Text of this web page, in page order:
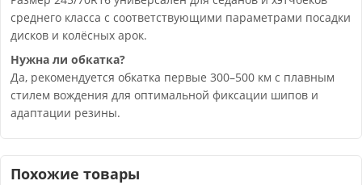
среднего класса с соответствующими параметрами посадки
дисков и колёсных арок.
Нужна ли обкатка?
Да, рекомендуется обкатка первые 300–500 км с плавным
стилем вождения для оптимальной фиксации шипов и
адаптации резины.
Похожие товары